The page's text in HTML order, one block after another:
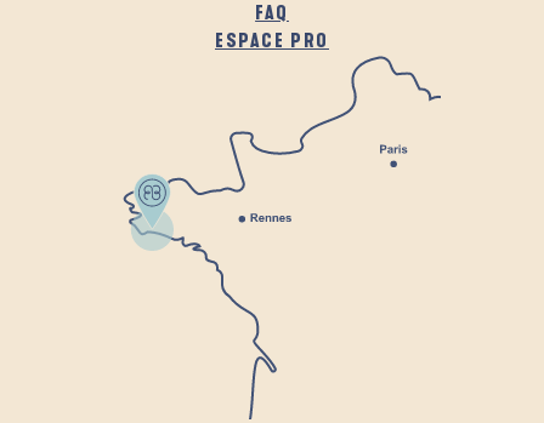
FAQ
ESPACE PRO